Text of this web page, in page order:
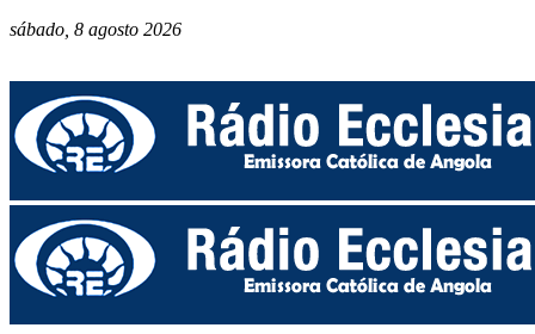
sábado, 8 agosto 2026